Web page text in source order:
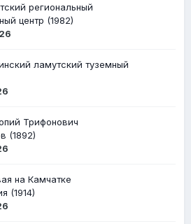
региональный
центр (1982)
ламутский туземный
Трифонович
(1892)
на Камчатке
(1914)